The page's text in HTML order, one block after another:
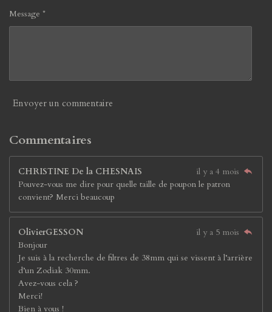
Message *
Envoyer un commentaire
Commentaires
CHRISTINE De la CHESNAIS
il y a 4 mois
Pouvez-vous me dire pour quelle taille de poupon le patron
convient? Merci beaucoup
OlivierGESSON
il y a 5 mois
Bonjour
Je suis à la recherche de filtres de 38mm qui se vissent à l’arrière
d’un Zodiak 30mm.
Avez-vous cela ?
Merci!
Bien à vous !